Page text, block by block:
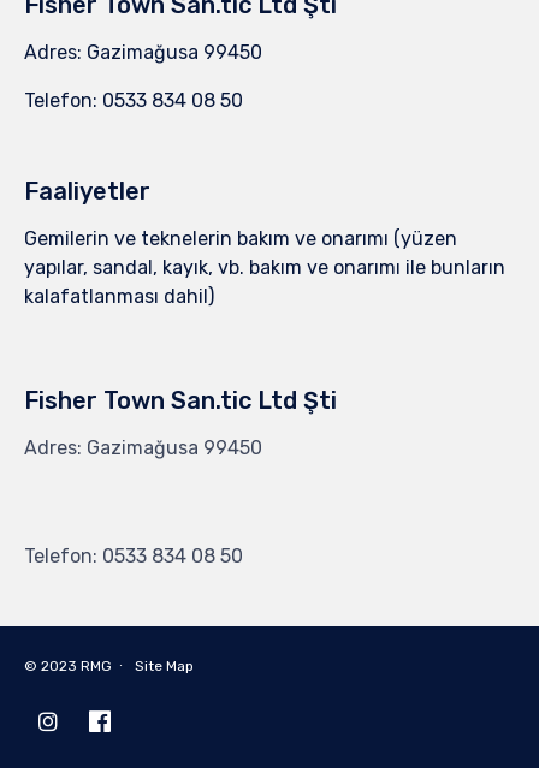
Adres: Gazimağusa 99450
Telefon: 0533 834 08 50
Faaliyetler
Gemilerin ve teknelerin bakım ve onarımı (yüzen
yapılar, sandal, kayık, vb. bakım ve onarımı ile bunların
kalafatlanması dahil)
Fisher Town San.tic Ltd Şti
Adres: Gazimağusa 99450
Telefon: 0533 834 08 50
© 2023 RMG ∙ Site Map